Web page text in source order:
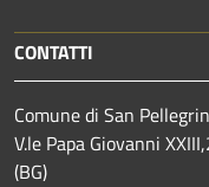
CONTATTI
Comune di San
V.le Papa Giovanni
(BG)